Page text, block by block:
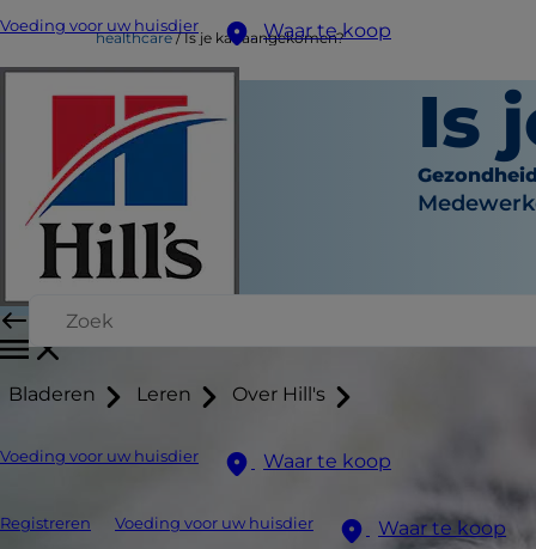
Voeding voor uw huisdier Waar te koop
Bladeren Leren Over Hill's
Voeding voor uw huisdier Waar te koop
Registreren Voeding voor uw huisdier Waar te koop
healthcare Is je kat aangekomen?
Is